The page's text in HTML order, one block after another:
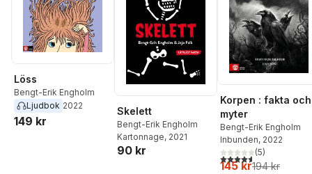
Löss
Bengt-Erik Engholm
Ljudbok 2022
149 kr
Skelett
Bengt-Erik Engholm
Kartonnage, 2021
90 kr
Korpen : fakta och
myter
Bengt-Erik Engholm
Inbunden, 2022
4,6utav 5 stjärnor.
(5)
145 kr194 kr